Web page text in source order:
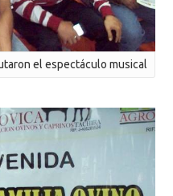
el espectáculo musical